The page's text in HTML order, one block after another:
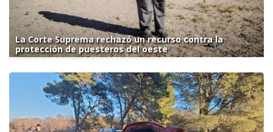
La Corte Suprema rechazó un recurso contra la
protección de puesteros del oeste